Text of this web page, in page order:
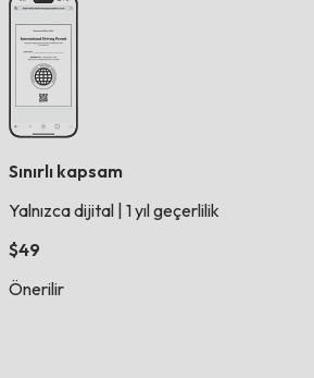
Sınırlı kapsam
Yalnızca dijital 1 yıl geçerlilik
$49
Önerilir